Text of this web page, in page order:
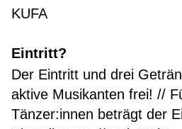
KUFA
Eintritt?
Der Eintritt und drei
aktive Musikanten frei! //
Tänzer:innen beträgt der